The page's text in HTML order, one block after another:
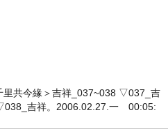
里共今緣＞吉祥_037~038 ▽037_吉
吉祥。2006.02.27.一 00:05: